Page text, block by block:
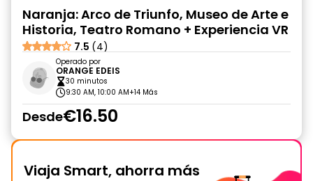
Naranja: Arco de Triunfo, Museo de Arte e
Historia, Teatro Romano + Experiencia VR
7.5 (4)
Operado por
ORANGE EDEIS
30 minutos
9:30 AM, 10:00 AM+14 Más
Desde€16.50
Viaja Smart, ahorra más